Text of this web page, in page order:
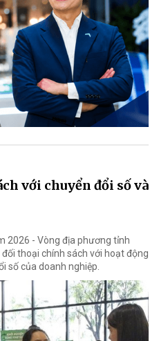
với chuyển đổi số và
2026 - Vòng địa phương tỉnh
thoại chính sách với hoạt động
số của doanh nghiệp.